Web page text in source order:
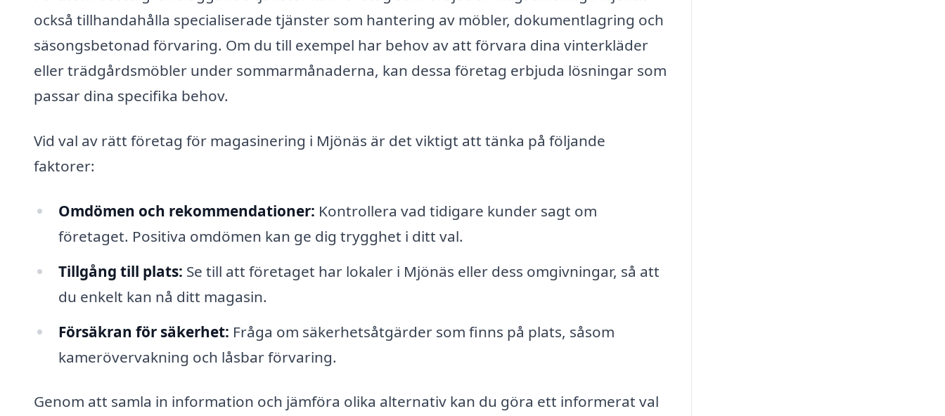
också tillhandahålla specialiserade tjänster som hantering av möbler, dokumentlagring och
säsongsbetonad förvaring. Om du till exempel har behov av att förvara dina vinterkläder
eller trädgårdsmöbler under sommarmånaderna, kan dessa företag erbjuda lösningar som
passar dina specifika behov.
Vid val av rätt företag för magasinering i Mjönäs är det viktigt att tänka på följande
faktorer:
Omdömen och rekommendationer: Kontrollera vad tidigare kunder sagt om
företaget. Positiva omdömen kan ge dig trygghet i ditt val.
Tillgång till plats: Se till att företaget har lokaler i Mjönäs eller dess omgivningar, så att
du enkelt kan nå ditt magasin.
Försäkran för säkerhet: Fråga om säkerhetsåtgärder som finns på plats, såsom
kamerövervakning och låsbar förvaring.
Genom att samla in information och jämföra olika alternativ kan du göra ett informerat val